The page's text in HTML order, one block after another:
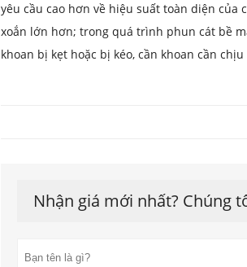
yêu cầu cao hơn về hiệu suất toàn diện của
xoắn lớn hơn; trong quá trình phun cát bề
khoan bị kẹt hoặc bị kéo, cần khoan cần
Nhận giá mới nhất? Chúng